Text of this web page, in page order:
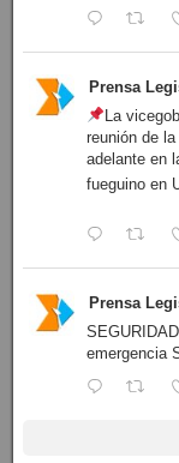
Prensa
La
reunión de
adelante en
fueguino en
Prensa
emergencia